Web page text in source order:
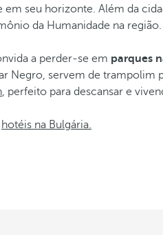
seu horizonte. Além da
da Humanidade na região.
a perder-se em parques
Negro, servem de
, perfeito para descansar e
hotéis na Bulgária.